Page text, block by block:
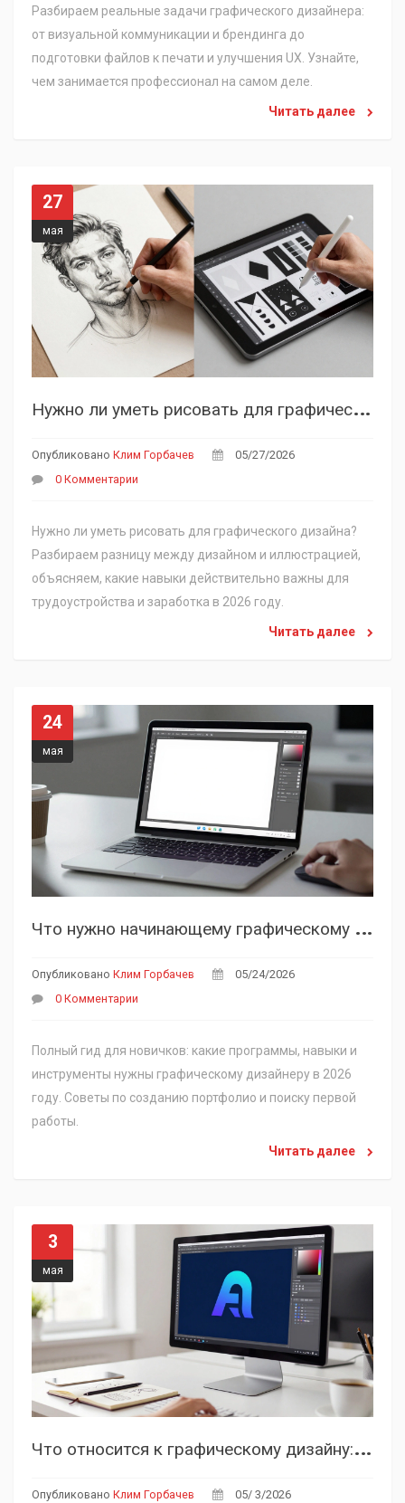
Разбираем реальные задачи графического дизайнера:
от визуальной коммуникации и брендинга до
подготовки файлов к печати и улучшения UX. Узнайте,
чем занимается профессионал на самом деле.
Читать далее
27
мая
Н
ужно ли уметь рисовать для графического дизайна: честный разбор навыков
Опубликовано Клим Горбачев
05/27/2026
0 Комментарии
Нужно ли уметь рисовать для графического дизайна?
Разбираем разницу между дизайном и иллюстрацией,
объясняем, какие навыки действительно важны для
трудоустройства и заработка в 2026 году.
Читать далее
24
мая
Ч
то нужно начинающему графическому дизайнеру: полный список инструментов и навыков
Опубликовано Клим Горбачев
05/24/2026
0 Комментарии
Полный гид для новичков: какие программы, навыки и
инструменты нужны графическому дизайнеру в 2026
году. Советы по созданию портфолио и поиску первой
работы.
Читать далее
3
мая
Ч
то относится к графическому дизайну: сферы, задачи и заработок в 2026 году
Опубликовано Клим Горбачев
05/ 3/2026